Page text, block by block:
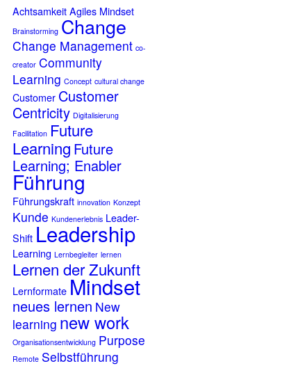
Achtsamkeit Agiles Mindset
Brainstorming Change
Change Management co-
creator Community
Learning Concept cultural change
Customer Customer
Centricity Digitalisierung
Facilitation Future
Learning Future
Learning; Enabler
Führung
Führungskraft innovation Konzept
Kunde Kundenerlebnis Leader-
Shift Leadership
Learning Lernbegleiter lernen
Lernen der Zukunft
Lernformate Mindset
neues lernen New
learning new work
Organisationsentwicklung Purpose
Remote Selbstführung